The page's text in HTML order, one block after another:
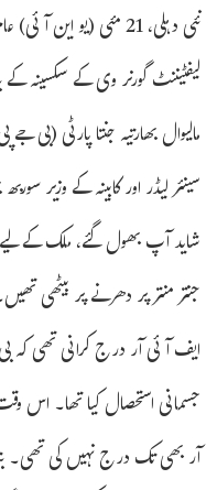
نئی دہلی، 21 مئی (یو
لیفٹیننٹ گورنر وی کے سکسینہ
مالیوال بھارتیہ جنتا پارٹی
سینئر لیڈر اور کابینہ کے وزیر
شاید آپ بھول گئے، ملک کے لیے
جنتر منتر پر دھرنے پر بیٹھی
ایف آئی آر درج کرانی تھی کہ
جسمانی استحصال کیا تھا۔
آر بھی تک درج نہیں کی تھی۔